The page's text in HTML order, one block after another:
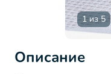
1 из 5
Описание